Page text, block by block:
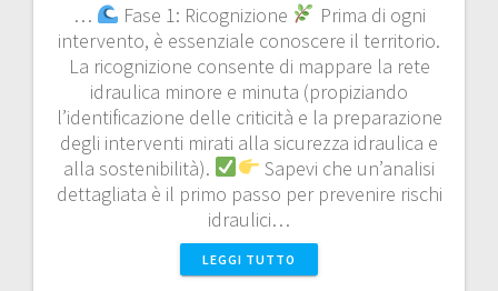
… Fase 1: Ricognizione
Prima di ogni
intervento, è essenziale conoscere il territorio.
La ricognizione consente di mappare la rete
idraulica minore e minuta (propiziando
l’identificazione delle criticità e la preparazione
degli interventi mirati alla sicurezza idraulica e
alla sostenibilità).
Sapevi che un’analisi
dettagliata è il primo passo per prevenire rischi
idraulici…
LEGGI TUTTO